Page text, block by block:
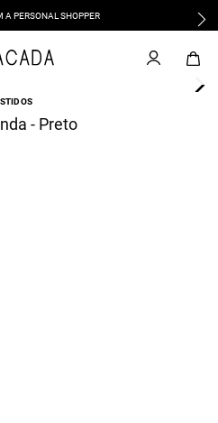
A PERSONAL SHOPPER
- Preto